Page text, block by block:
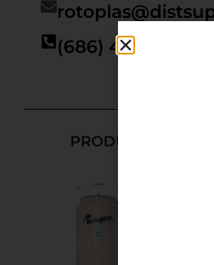
(686) 400 4311
PRODUCTOS